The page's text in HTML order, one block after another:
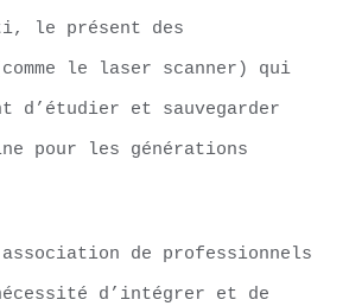
le présent des
le laser scanner) qui
d’étudier et sauvegarder
pour les générations
de professionnels
d’intégrer et de